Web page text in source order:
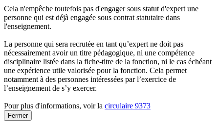
Cela n'empêche toutefois pas d'engager sous statut d'expert une
personne qui est déjà engagée sous contrat statutaire dans
l'enseignement.
La personne qui sera recrutée en tant qu’expert ne doit pas
nécessairement avoir un titre pédagogique, ni une compétence
disciplinaire listée dans la fiche-titre de la fonction, ni le cas échéant
une expérience utile valorisée pour la fonction. Cela permet
notamment à des personnes intéressées par l’exercice de
l’enseignement de s’y exercer.
Pour plus d'informations, voir la circulaire 9373
Fermer